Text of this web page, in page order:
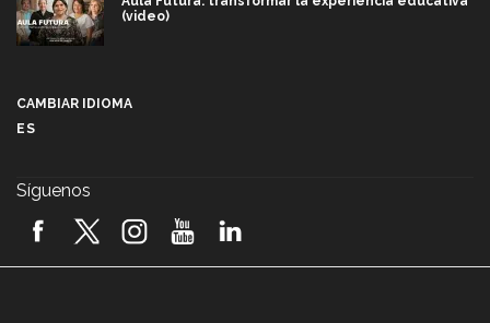
(video)
2026! (video)
CAMBIAR IDIOMA
ES
Síguenos